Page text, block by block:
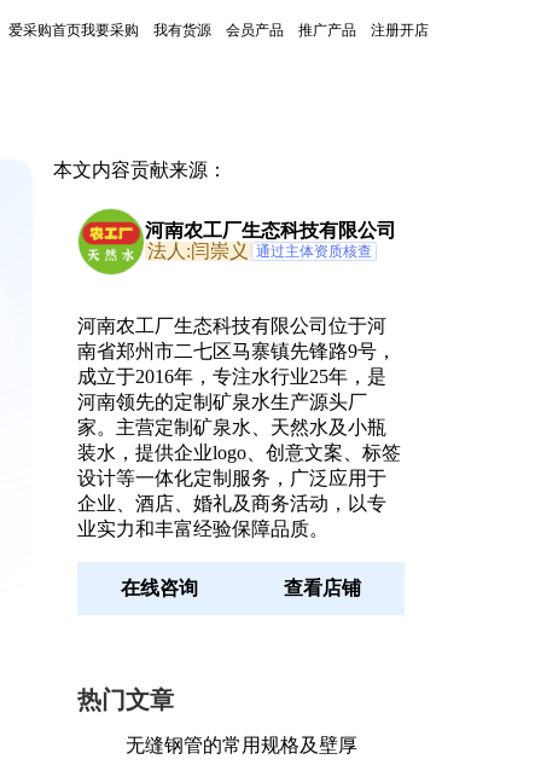
爱采购首页我要采购 我有货源 会员产品 推广产品 注册开店
本文内容贡献来源：
河南农工厂生态科技有限公司
法人:闫崇义
通过主体资质核查
河南农工厂生态科技有限公司位于河
南省郑州市二七区马寨镇先锋路9号，
成立于2016年，专注水行业25年，是
河南领先的定制矿泉水生产源头厂
家。主营定制矿泉水、天然水及小瓶
装水，提供企业logo、创意文案、标签
设计等一体化定制服务，广泛应用于
企业、酒店、婚礼及商务活动，以专
业实力和丰富经验保障品质。
在线咨询 查看店铺
热门文章
无缝钢管的常用规格及壁厚